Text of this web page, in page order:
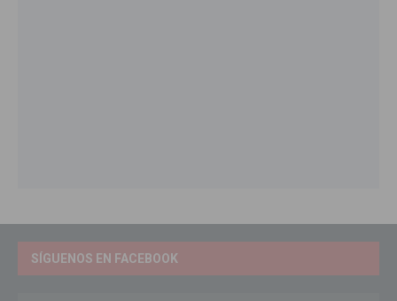
SÍGUENOS EN FACEBOOK